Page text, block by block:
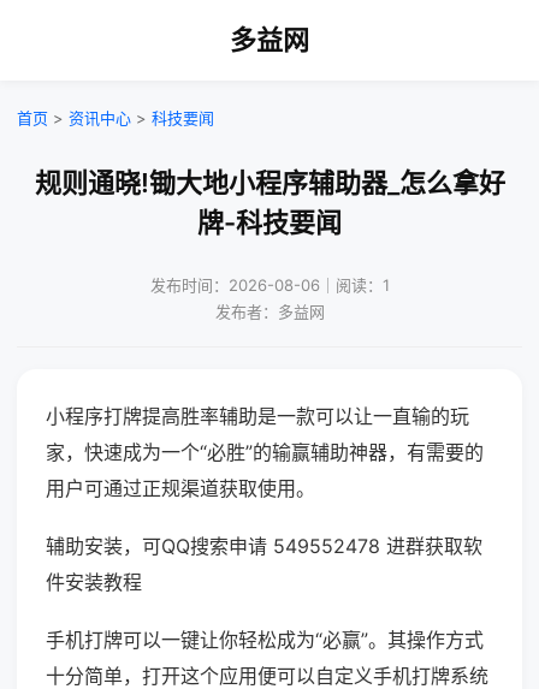
多益网
首页 > 资讯中心 > 科技要闻
规则通晓!锄大地小程序辅助器_怎么拿好
牌-科技要闻
发布时间：2026-08-06｜阅读：1
发布者：多益网
小程序打牌提高胜率辅助是一款可以让一直输的玩
家，快速成为一个“必胜”的输赢辅助神器，有需要的
用户可通过正规渠道获取使用。
辅助安装，可QQ搜索申请 549552478 进群获取软
件安装教程
手机打牌可以一键让你轻松成为“必赢”。其操作方式
十分简单，打开这个应用便可以自定义手机打牌系统